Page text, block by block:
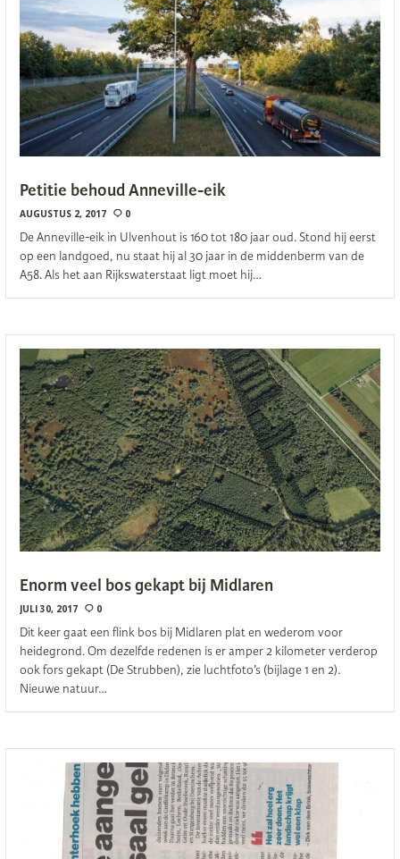
Petitie behoud Anneville-eik
AUGUSTUS 2, 2017 0
De Anneville-eik in Ulvenhout is 160 tot 180 jaar oud. Stond hij eerst
op een landgoed, nu staat hij al 30 jaar in de middenberm van de
A58. Als het aan Rijkswaterstaat ligt moet hij…
Enorm veel bos gekapt bij Midlaren
JULI 30, 2017 0
Dit keer gaat een flink bos bij Midlaren plat en wederom voor
heidegrond. Om dezelfde redenen is er amper 2 kilometer verderop
ook fors gekapt (De Strubben), zie luchtfoto’s (bijlage 1 en 2).
Nieuwe natuur…